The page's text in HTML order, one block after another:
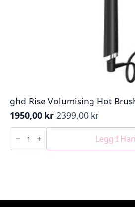
ghd Rise Volumising Hot
2399,00kr
Opprinnelig
pris
var:
2399,00 kr.
1950,00 kr
Nåværende
pris
er:
1950,00 kr.
ghd
Rise
Volumising
Hot
Legg I